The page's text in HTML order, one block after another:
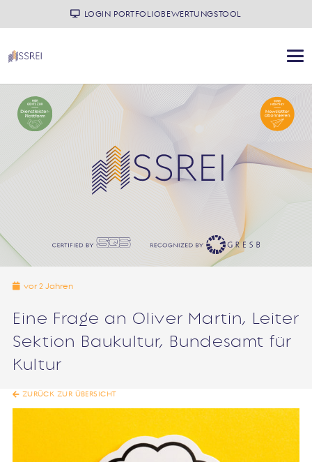
LOGIN PORTFOLIOBEWERTUNGSTOOL
vor 2 Jahren
Eine Frage an Oliver Martin, Leiter
Sektion Baukultur, Bundesamt für
Kultur
ZURÜCK ZUR ÜBERSICHT